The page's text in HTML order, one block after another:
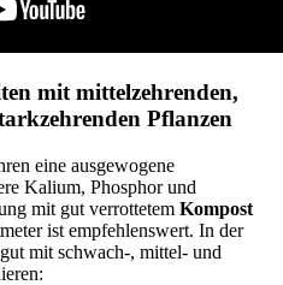
mit mittelzehrenden,
Pflanzen
eine ausgewogene
Kalium, Phosphor und
mit gut verrottetem Kompost
ist empfehlenswert. In der
mit schwach-, mittel- und